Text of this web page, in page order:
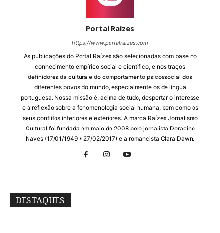
Portal Raízes
https://www.portalraizes.com
As publicações do Portal Raízes são selecionadas com base no
conhecimento empírico social e cientifico, e nos traços
definidores da cultura e do comportamento psicossocial dos
diferentes povos do mundo, especialmente os de língua
portuguesa. Nossa missão é, acima de tudo, despertar o interesse
e a reflexão sobre a fenomenologia social humana, bem como os
seus conflitos interiores e exteriores. A marca Raízes Jornalismo
Cultural foi fundada em maio de 2008 pelo jornalista Doracino
Naves (17/01/1949 * 27/02/2017) e a romancista Clara Dawn.
DESTAQUES